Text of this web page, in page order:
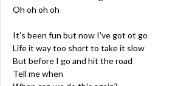
Oh oh oh oh
It's been fun but now I've got ot go
Life it way too short to take it slow
But before I go and hit the road
Tell me when